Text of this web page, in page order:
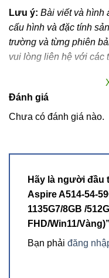
Lưu ý: Bài viết và hình
cấu hình và đặc tính
trường và từng phiên
vui lòng liên hệ với các
Acer Aspire A514 54
di động, phù hợp với
năng ấn tượng mà nó
Laptop Acer
Aspire
nhưng tinh tế bởi mặt
liệu nhựa tạo nên
nhẹ nhàng và dễ dàng
Đánh giá
Chưa có đánh giá nào.
Hãy là người đầu
Aspire A514-54-
1135G7/8GB /
FHD/Win11/Vàng)”
Bạn phải đăng